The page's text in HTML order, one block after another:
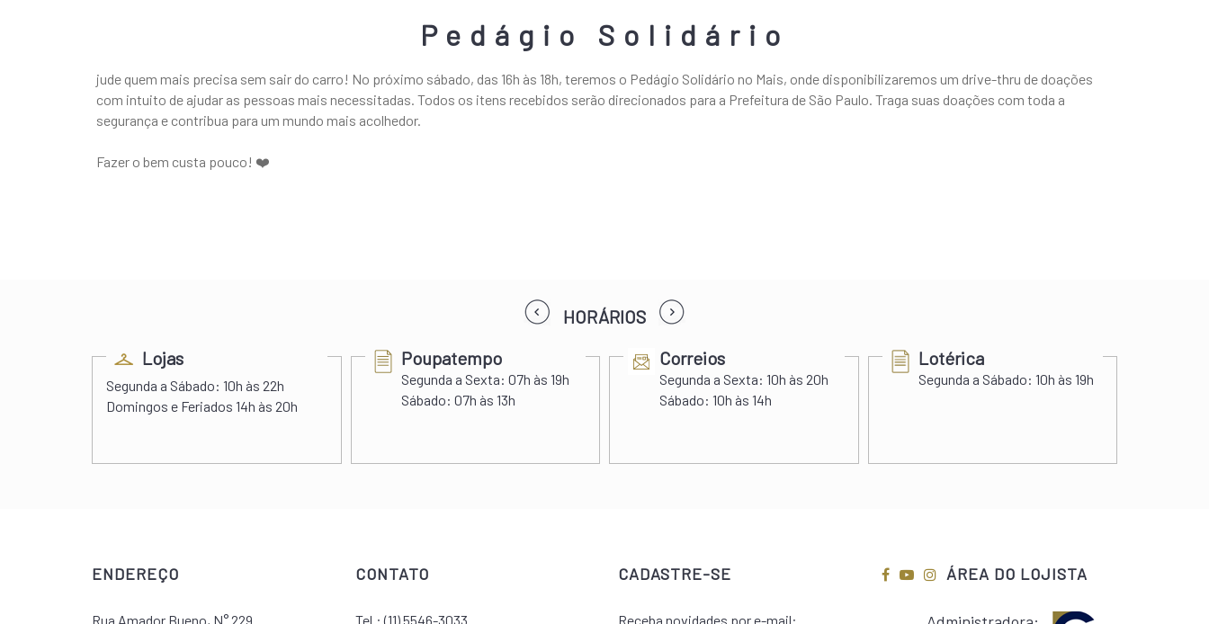
Pedágio Solidário
jude quem mais precisa sem sair do carro! No próximo sábado, das 16h às 18h, teremos o Pedágio Solidário no Mais, onde disponibilizaremos um drive-thru de doações
com intuito de ajudar as pessoas mais necessitadas. Todos os itens recebidos serão direcionados para a Prefeitura de São Paulo. Traga suas doações com toda a
segurança e contribua para um mundo mais acolhedor.
Fazer o bem custa pouco! ❤️
HORÁRIOS
Lojas
Segunda a Sábado: 10h às 22h
Domingos e Feriados 14h às 20h
Poupatempo
Segunda a Sexta: 07h às 19h
Sábado: 07h às 13h
Correios
Segunda a Sexta: 10h às 20h
Sábado: 10h às 14h
Lotérica
Segunda a Sábado: 10h às 19h
prev
ENDEREÇO
Rua Amador Bueno, N° 229
CONTATO
Tel.:(11) 5546-3033
CADASTRE-SE
Receba novidades por e-mail:
ÁREA DO LOJISTA